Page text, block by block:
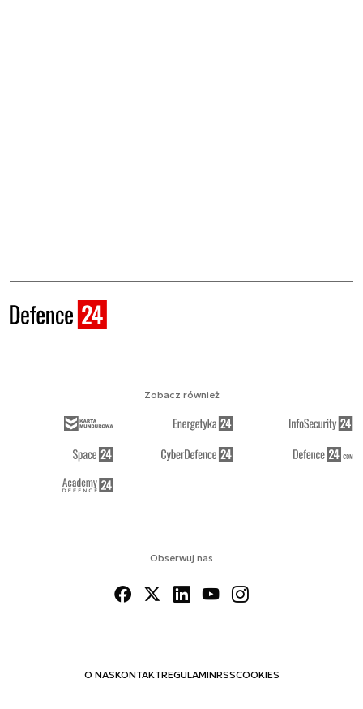
Obserwuj nas
O NASKONTAKTREGULAMINRSSCOOKIES
Zobacz również